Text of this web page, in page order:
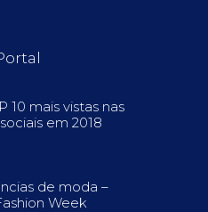
10 mais vistas nas
em 2018
de moda –
Week